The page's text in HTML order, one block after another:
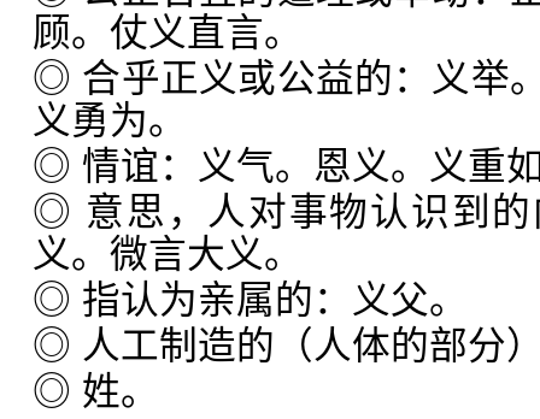
顾。仗义直言。
◎ 合乎正义或公益的：义举
义勇为。
◎ 情谊：义气。恩义。义重
◎ 意思，人对事物认识到
义。微言大义。
◎ 指认为亲属的：义父。
◎ 人工制造的（人体的部分
◎ 姓。